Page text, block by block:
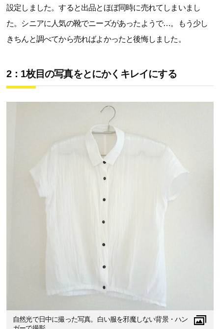
設定しました。すると出品とほぼ同時に売れてしまいまし
た。シニアに人気の靴でニーズがあったようで…。もう少し
きちんと調べてから売ればよかったと後悔しました。
2：1枚目の写真をとにかくキレイにする
自然光で日中に撮った写真。白い服を邪魔しない背景・ハン